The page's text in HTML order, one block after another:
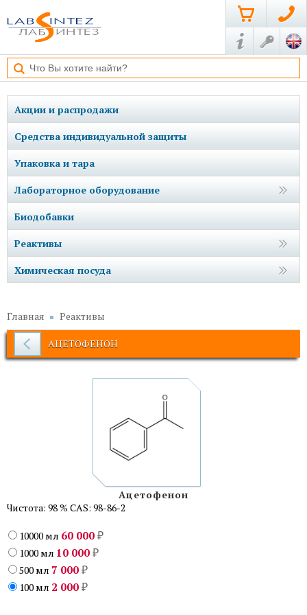
Акции и распродажи
Средства индивидуальной защиты
Упаковка и тара
Лабораторное оборудование
Биодобавки
Реактивы
Химическая посуда
Главная Реактивы
АЦЕТОФЕНОН
Ацетофенон
Чистота: 98 % CAS: 98-86-2
10000 мл 60 000 ₽
1000 мл 10 000 ₽
500 мл 7 000 ₽
100 мл 2 000 ₽